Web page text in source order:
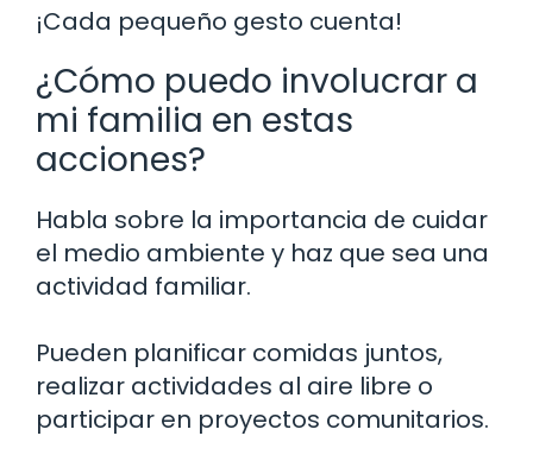
¡Cada pequeño gesto cuenta!
¿Cómo puedo involucrar a
mi familia en estas
acciones?
Habla sobre la importancia de cuidar
el medio ambiente y haz que sea una
actividad familiar.
Pueden planificar comidas juntos,
realizar actividades al aire libre o
participar en proyectos comunitarios.